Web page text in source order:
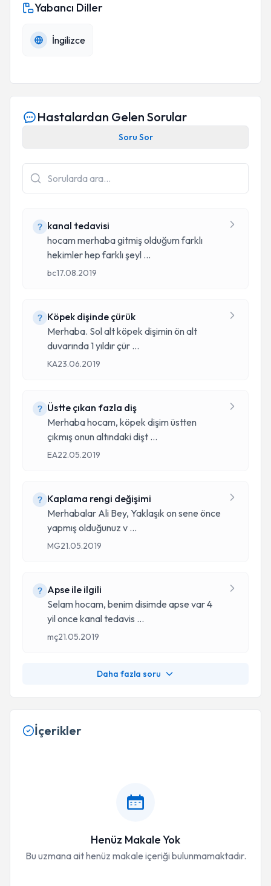
Yabancı Diller
İngilizce
Hastalardan Gelen Sorular
Soru Sor
kanal tedavisi
hocam merhaba gitmiş olduğum farklı
hekimler hep farklı şeyl ...
bc17.08.2019
Köpek dişinde çürük
Merhaba. Sol alt köpek dişimin ön alt
duvarında 1 yıldır çür ...
KA23.06.2019
Üstte çıkan fazla diş
Merhaba hocam, köpek dişim üstten
çıkmış onun altındaki dişt ...
EA22.05.2019
Kaplama rengi değişimi
Merhabalar Ali Bey, Yaklaşık on sene önce
yapmış olduğunuz v ...
MG21.05.2019
Apse ile ilgili
Selam hocam, benim disimde apse var 4
yil once kanal tedavis ...
mç21.05.2019
Daha fazla soru
İçerikler
Henüz Makale Yok
Bu uzmana ait henüz makale içeriği bulunmamaktadır.